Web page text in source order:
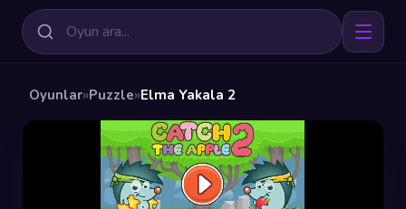
Oyunlar»Puzzle»Elma Yakala 2